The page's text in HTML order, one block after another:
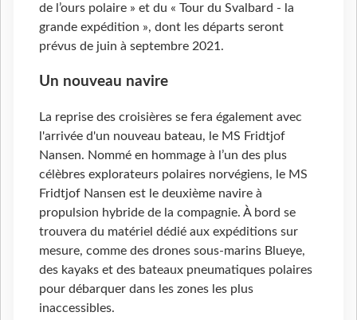
de l’ours polaire » et du « Tour du Svalbard - la
grande expédition », dont les départs seront
prévus de juin à septembre 2021.
Un nouveau navire
La reprise des croisières se fera également avec
l'arrivée d'un nouveau bateau, le MS Fridtjof
Nansen. Nommé en hommage à l’un des plus
célèbres explorateurs polaires norvégiens, le MS
Fridtjof Nansen est le deuxième navire à
propulsion hybride de la compagnie. À bord se
trouvera du matériel dédié aux expéditions sur
mesure, comme des drones sous-marins Blueye,
des kayaks et des bateaux pneumatiques polaires
pour débarquer dans les zones les plus
inaccessibles.